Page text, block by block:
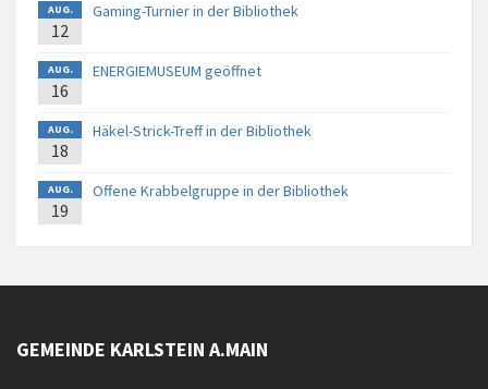
AUG.
12
Gaming-Turnier in der Bibliothek
AUG.
16
ENERGIEMUSEUM geöffnet
AUG.
18
Häkel-Strick-Treff in der Bibliothek
AUG.
19
Offene Krabbelgruppe in der Bibliothek
GEMEINDE KARLSTEIN A.MAIN